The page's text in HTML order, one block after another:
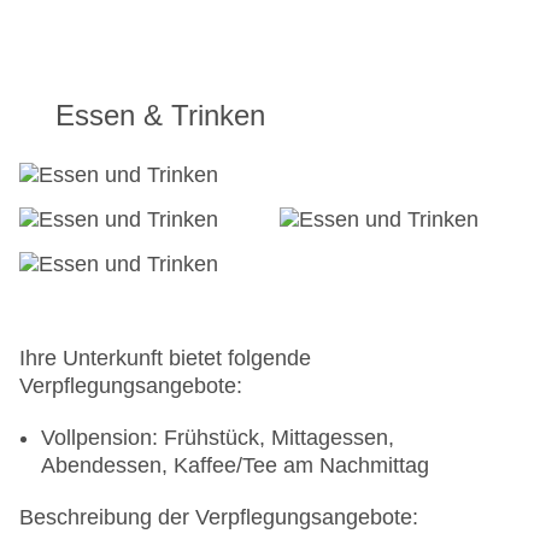
Essen & Trinken
Ihre Unterkunft bietet folgende
Verpflegungsangebote:
Vollpension: Frühstück, Mittagessen,
Abendessen, Kaffee/Tee am Nachmittag
Beschreibung der Verpflegungsangebote: